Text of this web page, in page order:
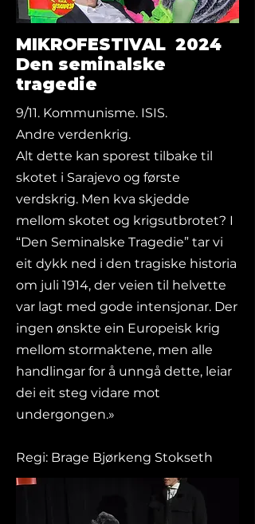
MIKROFESTIVAL 2024
Den seminalske
tragedie
9/11. Kommunisme. ISIS.
Andre verdenkrig.
Alt dette kan sporest tilbake til
skotet i Sarajevo og første
verdskrig. Men kva skjedde
mellom skotet og krigsutbrotet? I
“Den Seminalske Tragedie” tar vi
eit dykk ned i den tragiske historia
om juli 1914, der veien til helvette
var lagt med gode intensjonar. Der
ingen ønskte ein Europeisk krig
mellom stormaktene, men alle
handlingar for å unngå dette, leiar
dei eit steg vidare mot
undergongen.»
Regi: Brage Bjørkeng Stokseth